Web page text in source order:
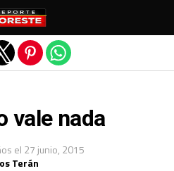
vale nada
el 27 junio, 2015
Terán
versión móvil